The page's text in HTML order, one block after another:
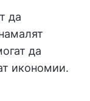
да
да
икономии.